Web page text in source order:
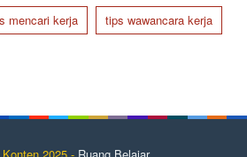
mencari kerja tips wawancara kerja